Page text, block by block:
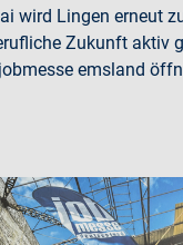
wird Lingen erneut
Zukunft aktiv
emsland